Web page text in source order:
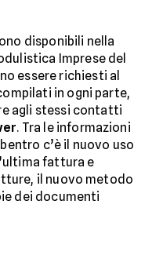
disponibili nella
Imprese del
essere richiesti al
in ogni parte,
agli stessi contatti
. Tra le informazioni
c’è il nuovo uso
fattura e
il nuovo metodo
dei documenti